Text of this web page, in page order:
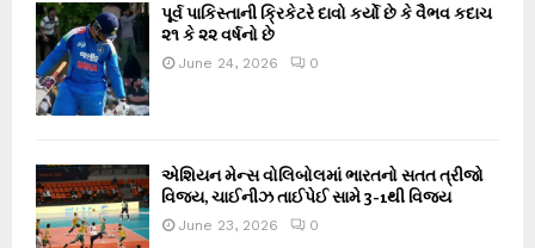
પૂર્વ પાકિસ્તાની ક્રિકેટરે દાવો કર્યો છે કે વૈભવ કદાચ
૨૧ કે ૨૨ વર્ષનો છે
June 24, 2026 0
એશિયન મેન્સ વોલિબોલમાં ભારતનો સતત ત્રીજો
વિજય, ચાઈનીઝ તાઈપેઈ સામે 3-1થી વિજય
June 23, 2026 0